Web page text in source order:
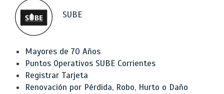
SUBE
Mayores de 70 Años
Puntos Operativos SUBE Corrientes
Registrar Tarjeta
Renovación por Pérdida, Robo, Hurto o Daño